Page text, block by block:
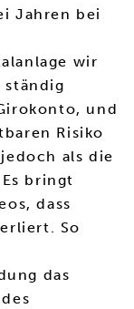
Jahren bei
wir
und
Risiko
als die
bringt
dass
So
das